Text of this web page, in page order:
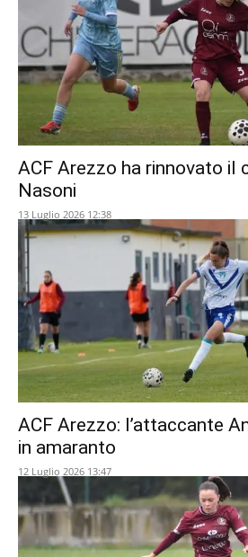
ACF Arezzo ha rinnovato il
Nasoni
13 Luglio 2026 12:38
ACF Arezzo: l’attaccante
in amaranto
12 Luglio 2026 13:47